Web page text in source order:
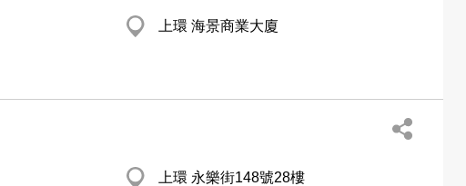
上環 海景商業大廈
上環 永樂街148號28樓